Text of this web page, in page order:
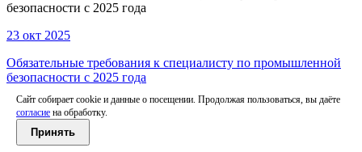
23 окт 2025
Обязательные требования к специалисту по промышленной
безопасности с 2025 года
Сайт собирает cookie и данные о посещении. Продолжая пользоваться, вы даёте
согласие на обработку.
Принять